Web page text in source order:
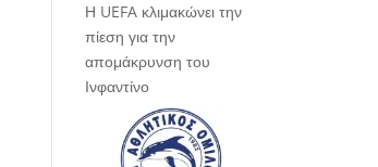
Η UEFA κλιμακώνει την
πίεση για την
απομάκρυνση του
Ινφαντίνο